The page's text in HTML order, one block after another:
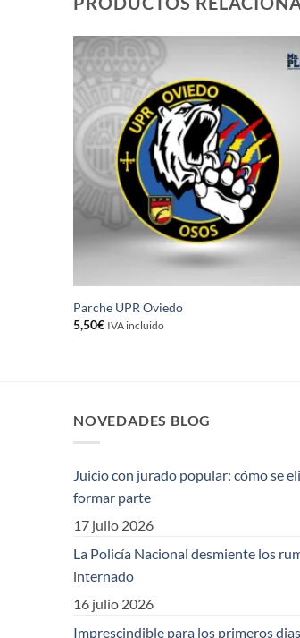
Parche UPR Oviedo
5,50€ IVA incluido
NOVEDADES BLOG
Juicio con jurado popular: cómo se
formar parte
17 julio 2026
La Policía Nacional desmiente los
internado
16 julio 2026
Imprescindible para los primeros